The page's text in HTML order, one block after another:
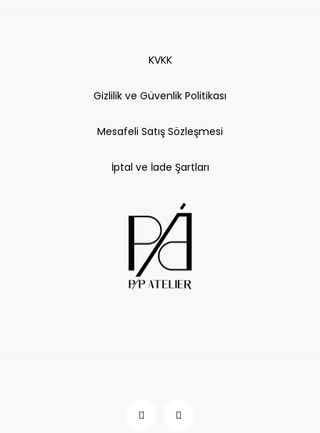
KVKK
Gizlilik ve Güvenlik Politikası
Mesafeli Satış Sözleşmesi
İptal ve İade Şartları